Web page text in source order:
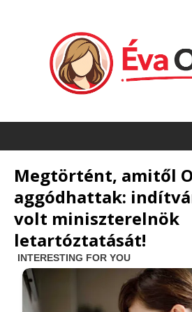
Megtörtént, amitől
aggódhattak:
volt miniszterelnök
letartóztatását!